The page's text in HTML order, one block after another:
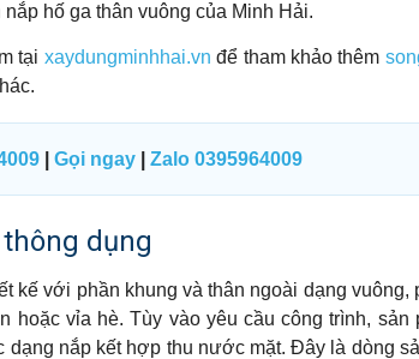
hố ga thân vuông của Minh Hải.
tại xaydungminhhai.vn để tham khảo thêm
| Gọi ngay| Zalo 0395964009
dụng
kế với phần khung và thân ngoài dạng vuông,
hoặc vỉa hè. Tùy vào yêu cầu công trình, sản
dạng nắp kết hợp thu nước mặt. Đây là dòng